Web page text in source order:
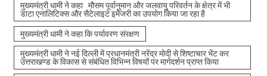
मुख्यमंत्री धामी ने कहा मौसम पूर्वानुमान और जलवायु परिवर्तन के क्षेत्र में भी
डाटा एनालिटिक्स और सैटेलाइट इमेजरी का उपयोग किया जा रहा है
मुख्यमंत्री धामी ने कहा कि पर्यावरण संरक्षण
मुख्यमंत्री धामी ने नई दिल्ली में प्रधानमंत्री नरेंद्र मोदी से शिष्टाचार भेंट कर
उत्तराखण्ड के विकास से संबंधित विभिन्न विषयों पर मार्गदर्शन प्राप्त किया